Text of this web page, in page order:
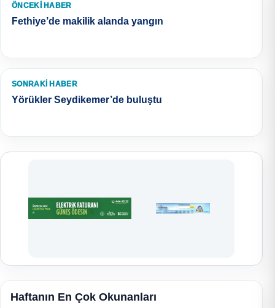
ÖNCEKI HABER
Fethiye’de makilik alanda yangın
SONRAKI HABER
Yörükler Seydikemer’de buluştu
Haftanın En Çok Okunanları